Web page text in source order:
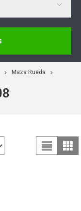
Maza Rueda